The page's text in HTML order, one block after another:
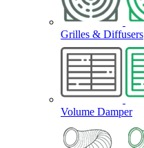
Grilles & Diffusers
Volume Damper